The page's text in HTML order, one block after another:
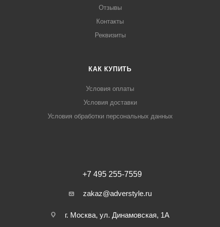
Отзывы
Контакты
Реквизиты
КАК КУПИТЬ
Условия оплаты
Условия доставки
Условия обработки персональных данных
+7 495 255-7559
zakaz@adverstyle.ru
г. Москва, ул. Динамовская, 1А